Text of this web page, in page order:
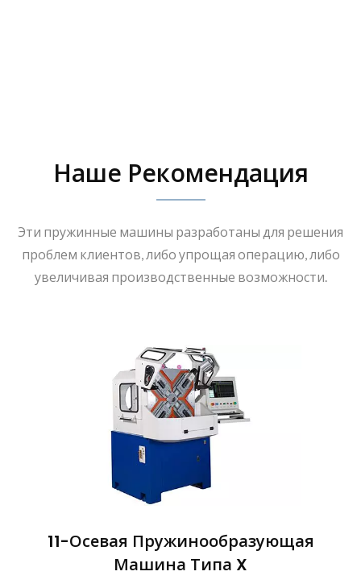
Наше Рекомендация
Эти пружинные машины разработаны для решения
проблем клиентов, либо упрощая операцию, либо
увеличивая производственные возможности.
11-Осевая Пружинообразующая
Машина Типа X